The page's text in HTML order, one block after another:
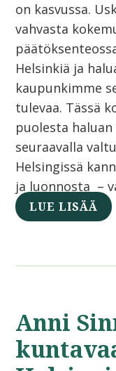
on kasvussa.
vahvasta
Helsinkiä ja
kaupunkimme
tulevaa. Tässä
puolesta
seuraavalla
Helsingissä
ja luonnosta –
LUE LISÄÄ
Anni